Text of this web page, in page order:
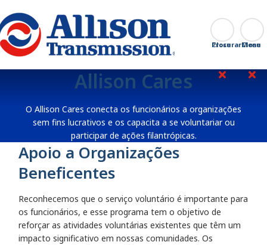
Go Home Procurar
Close
Allison Cares
O Allison Cares conecta os funcionários a organizações
sem fins lucrativos e os capacita a se voluntariar ou
participar de ações filantrópicas.
Apoio a Organizações
Beneficentes
Reconhecemos que o serviço voluntário é importante para
os funcionários, e esse programa tem o objetivo de
reforçar as atividades voluntárias existentes que têm um
impacto significativo em nossas comunidades. Os